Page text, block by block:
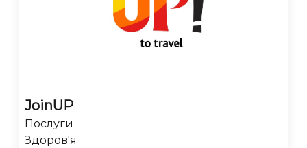
JoinUP
Послуги
Здоров'я